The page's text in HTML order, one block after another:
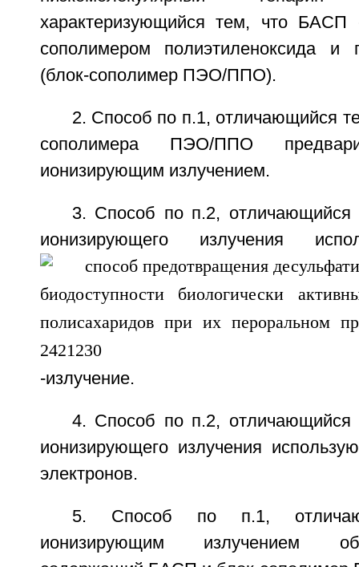
характеризующийся тем, что
сополимером полиэтиленоксида и
(блок-сополимер ПЭО/ППО).
2. Способ по п.1, отличающийся
сополимера ПЭО/ППО
ионизирующим излучением.
3. Способ по п.2, отличающийся
ионизирующего излучения
-излучение.
4. Способ по п.2, отличающийся
ионизирующего излучения
электронов.
5. Способ по п.1,
ионизирующим излучением